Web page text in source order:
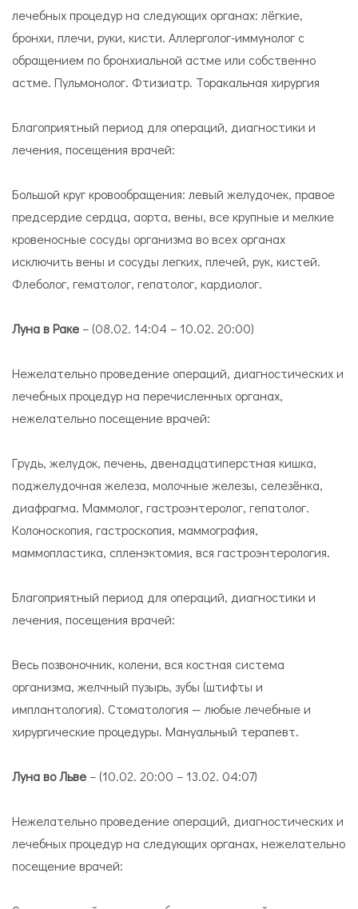
лечебных процедур на следующих органах: лёгкие,
бронхи, плечи, руки, кисти. Аллерголог-иммунолог с
обращением по бронхиальной астме или собственно
астме. Пульмонолог. Фтизиатр. Торакальная хирургия
Благоприятный период для операций, диагностики и
лечения, посещения врачей:
Большой круг кровообращения: левый желудочек, правое
предсердие сердца, аорта, вены, все крупные и мелкие
кровеносные сосуды организма во всех органах
исключить вены и сосуды легких, плечей, рук, кистей.
Флеболог, гематолог, гепатолог, кардиолог.
Луна в Раке – (08.02. 14:04 – 10.02. 20:00)
Нежелательно проведение операций, диагностических и
лечебных процедур на перечисленных органах,
нежелательно посещение врачей:
Грудь, желудок, печень, двенадцатиперстная кишка,
поджелудочная железа, молочные железы, селезёнка,
диафрагма. Маммолог, гастроэнтеролог, гепатолог.
Колоноскопия, гастроскопия, маммография,
маммопластика, спленэктомия, вся гастроэнтерология.
Благоприятный период для операций, диагностики и
лечения, посещения врачей:
Весь позвоночник, колени, вся костная система
организма, желчный пузырь, зубы (штифты и
имплантология). Стоматология — любые лечебные и
хирургические процедуры. Мануальный терапевт.
Луна во Льве – (10.02. 20:00 – 13.02. 04:07)
Нежелательно проведение операций, диагностических и
лечебных процедур на следующих органах, нежелательно
посещение врачей: